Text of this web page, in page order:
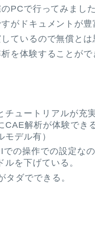
PCで行ってみました
がドキュメントが豊
しているので無償とは
を体験することがで
チュートリアルが充
CAE解析が体験でき
モデル有）
での操作での設定な
ルを下げている。
タダでできる。